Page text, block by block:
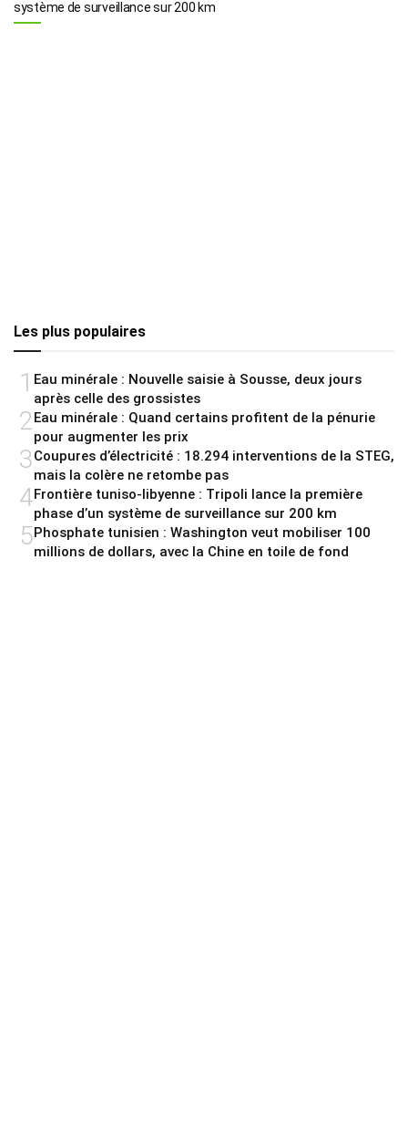
système de surveillance sur 200 km
Les plus populaires
1 Eau minérale : Nouvelle saisie à Sousse, deux jours
après celle des grossistes
2Eau minérale : Quand certains profitent de la pénurie
pour augmenter les prix
3Coupures d’électricité : 18.294 interventions de la STEG,
mais la colère ne retombe pas
4Frontière tuniso-libyenne : Tripoli lance la première
phase d’un système de surveillance sur 200 km
5Phosphate tunisien : Washington veut mobiliser 100
millions de dollars, avec la Chine en toile de fond